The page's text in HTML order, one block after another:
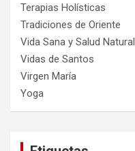
Terapias Holísticas
Tradiciones de Oriente
Vida Sana y Salud Natural
Vidas de Santos
Virgen María
Yoga